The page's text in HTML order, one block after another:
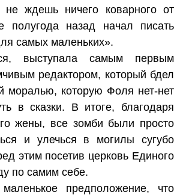
ждешь ничего коварного от
полугода назад начал писать
самых маленьких».
выступала самым первым
редактором, который бдел
моралью, которую Фоля нет-нет
в сказки. В итоге, благодаря
жены, все зомби были просто
и улечься в могилы сугубо
этим посетив церковь Единого
по самим себе.
предположение, что